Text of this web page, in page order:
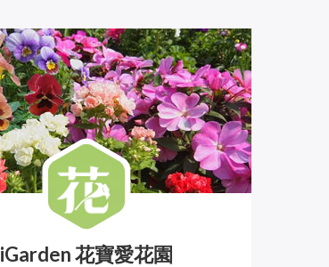
iGarden 花寶愛花園